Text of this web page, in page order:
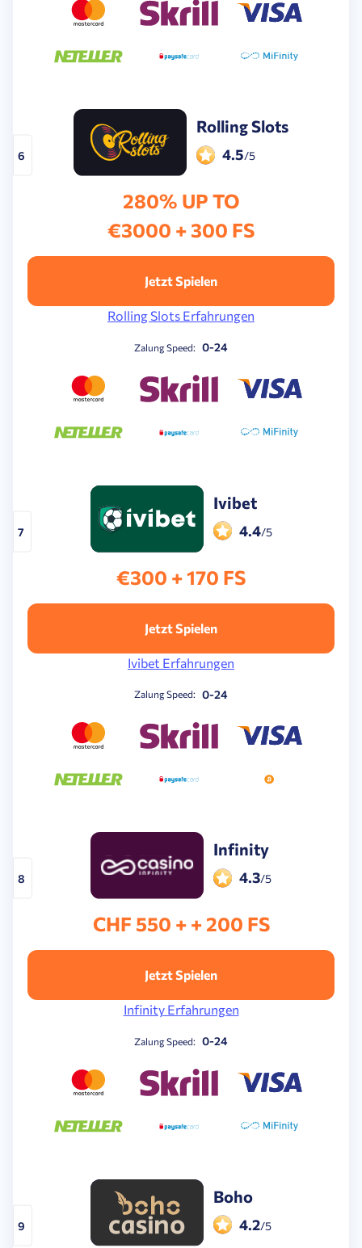
6
Rolling Slots
4.5/5
280% UP TO
€3000 + 300 FS
Zalung Speed: 0-24
Jetzt Spielen
Rolling Slots Erfahrungen
7
Ivibet
4.4/5
€300 + 170 FS
Zalung Speed: 0-24
Jetzt Spielen
Ivibet Erfahrungen
8
Infinity
4.3/5
CHF 550 + + 200 FS
Zalung Speed: 0-24
Jetzt Spielen
Infinity Erfahrungen
9
Boho
4.2/5